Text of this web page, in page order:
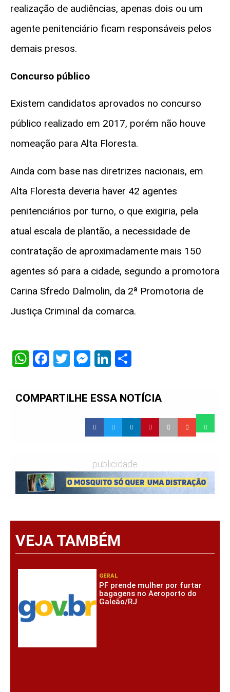
realização de audiências, apenas dois ou um
agente penitenciário ficam responsáveis pelos
demais presos.
Concurso público
Existem candidatos aprovados no concurso
público realizado em 2017, porém não houve
nomeação para Alta Floresta.
Ainda com base nas diretrizes nacionais, em
Alta Floresta deveria haver 42 agentes
penitenciários por turno, o que exigiria, pela
atual escala de plantão, a necessidade de
contratação de aproximadamente mais 150
agentes só para a cidade, segundo a promotora
Carina Sfredo Dalmolin, da 2ª Promotoria de
Justiça Criminal da comarca.
WhatsApp
Facebook
Twitter
Messenger
LinkedIn
COMPARTILHE ESSA NOTÍCIA
publicidade
VEJA TAMBÉM
GERAL
PF prende mulher por furtar
bagagens no Aeroporto do
Galeão/RJ